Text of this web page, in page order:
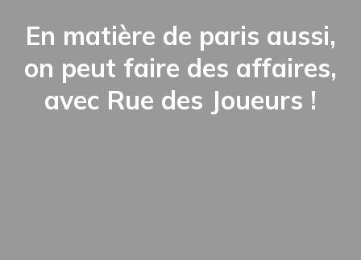
En matière de paris aussi,
on peut faire des affaires,
avec Rue des Joueurs !